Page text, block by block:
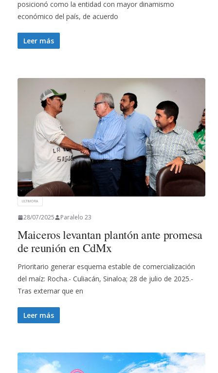
posicionó como la entidad con mayor dinamismo
económico del país, de acuerdo
Leer más
ULTIMORA
28/07/2025 Paralelo 23
Maiceros levantan plantón ante promesa
de reunión en CdMx
Prioritario generar esquema estable de comercialización
del maíz: Rocha.- Culiacán, Sinaloa; 28 de julio de 2025.-
Tras externar que en
Leer más